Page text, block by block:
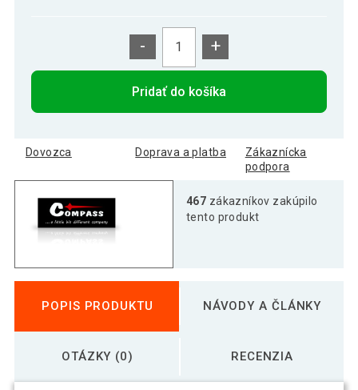
- +
Pridať do košíka
Dovozca Doprava a platba
Zákaznícka
podpora
467 zákazníkov zakúpilo
tento produkt
POPIS PRODUKTU NÁVODY A ČLÁNKY
OTÁZKY (0) RECENZIA